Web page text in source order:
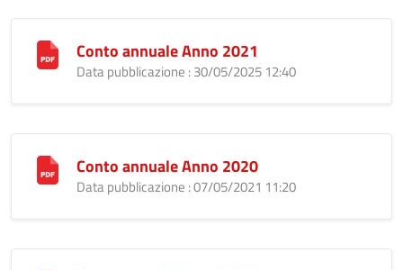
Conto annuale Anno 2021
Data pubblicazione : 30/05/2025 12:40
Conto annuale Anno 2020
Data pubblicazione : 07/05/2021 11:20